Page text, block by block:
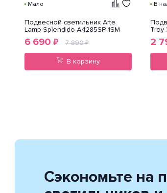
Мало
Подвесной светильник Arte
Lamp Splendido A4285SP-1SM
6 690 ₽ 7 890₽
В корзину
В
Troy
2
Сэкономьте на